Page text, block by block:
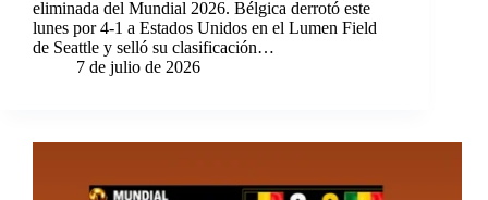
eliminada del Mundial 2026. Bélgica derrotó este
lunes por 4-1 a Estados Unidos en el Lumen Field
de Seattle y selló su clasificación…
7 de julio de 2026